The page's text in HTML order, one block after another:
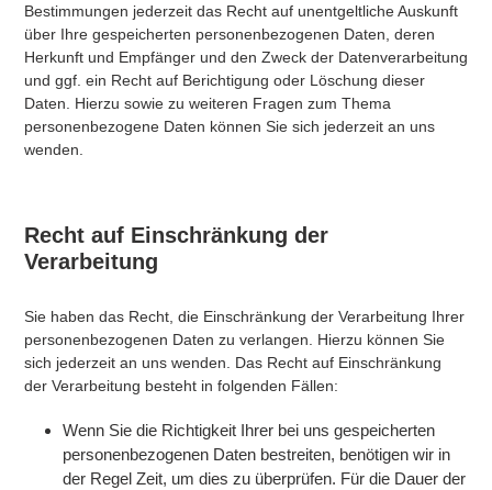
Bestimmungen jederzeit das Recht auf unentgeltliche Auskunft
über Ihre gespeicherten personenbezogenen Daten, deren
Herkunft und Empfänger und den Zweck der Datenverarbeitung
und ggf. ein Recht auf Berichtigung oder Löschung dieser
Daten. Hierzu sowie zu weiteren Fragen zum Thema
personenbezogene Daten können Sie sich jederzeit an uns
wenden.
Recht auf Einschränkung der
Verarbeitung
Sie haben das Recht, die Einschränkung der Verarbeitung Ihrer
personenbezogenen Daten zu verlangen. Hierzu können Sie
sich jederzeit an uns wenden. Das Recht auf Einschränkung
der Verarbeitung besteht in folgenden Fällen:
Wenn Sie die Richtigkeit Ihrer bei uns gespeicherten
personenbezogenen Daten bestreiten, benötigen wir in
der Regel Zeit, um dies zu überprüfen. Für die Dauer der